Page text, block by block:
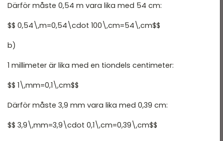
Därför måste 0,54 m vara lika med 54 cm:
$$ 0,54\,m=0,54\cdot 100\,cm=54\,cm$$
b)
1 millimeter är lika med en tiondels centimeter:
$$ 1\,mm=0,1\,cm$$
Därför måste 3,9 mm vara lika med 0,39 cm:
$$ 3,9\,mm=3,9\cdot 0,1\,cm=0,39\,cm$$